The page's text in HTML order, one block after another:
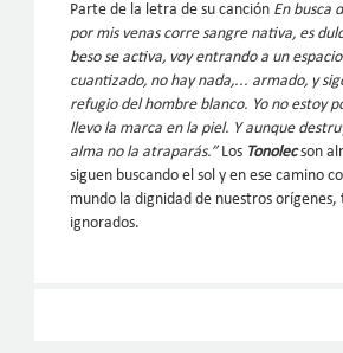
Parte de la letra de su canción En busca
por mis venas corre sangre nativa, es
beso se activa, voy entrando a un
cuantizado, no hay nada,... armado, y
refugio del hombre blanco. Yo no estoy
llevo la marca en la piel. Y aunque
alma no la atraparás.”Los Tonolecson
siguen buscando el sol y en ese camino
mundo la dignidad de nuestros orígenes,
ignorados.